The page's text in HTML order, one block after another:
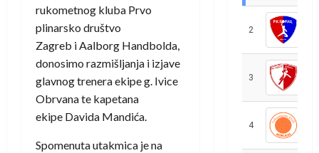
rukometnog kluba Prvo
plinarsko društvo
Zagreb i Aalborg Handbolda,
donosimo razmišljanja i izjave
glavnog trenera ekipe g. Ivice
Obrvana te kapetana
ekipe Davida Mandića.
Spomenuta utakmica je na
2
3
4